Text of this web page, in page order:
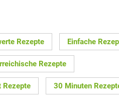
Rezepte Einfache
Rezepte
Rezepte 30 Minuten